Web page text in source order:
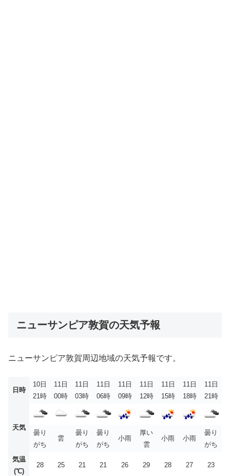
ニューサンピア敦賀の天気予報
ニューサンピア敦賀周辺地域の天気予報です。
日時
10日
21時
11日
00時
11日
03時
11日
06時
11日
09時
11日
12時
11日
15時
11日
18時
11日
21時
天気
曇り
がち
雲
曇り
がち
曇り
がち
小雨
厚い
雲
小雨 小雨
曇り
がち
気温
(℃)
28 25 21 21 26 29 28 27 23